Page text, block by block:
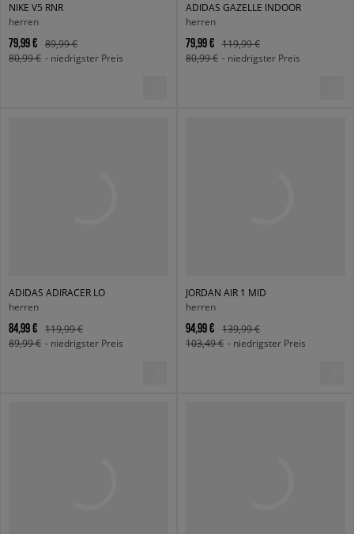
NIKE V5 RNR
herren
79,99 €
89,99 €
80,99 € - niedrigster Preis
ADIDAS GAZELLE INDOOR
herren
79,99 €
119,99 €
80,99 € - niedrigster Preis
ADIDAS ADIRACER LO
herren
84,99 €
119,99 €
89,99 € - niedrigster Preis
JORDAN AIR 1 MID
herren
94,99 €
139,99 €
103,49 € - niedrigster Preis